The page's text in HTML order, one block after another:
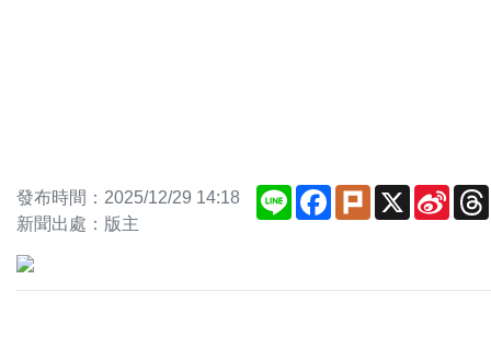
發布時間：2025/12/29 14:18
新聞出處：版主
Line Facebook
Plurk X
Sina